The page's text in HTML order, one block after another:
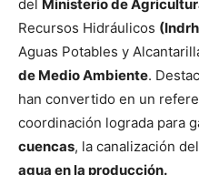
del Ministerio de
Recursos Hidráulicos
Aguas Potables y
de Medio Ambiente.
han convertido en un
coordinación lograda para
cuencas, la canalización del
agua en la producción.